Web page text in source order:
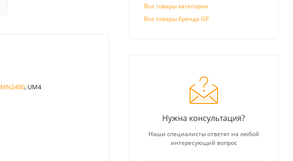
MN2400, UM4
Все товары категории
Все товары бренда GP
Нужна консультация?
Наши специалисты ответят на любой
интересующий вопрос